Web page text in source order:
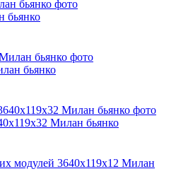
бьянко
бьянко
Милан бьянко